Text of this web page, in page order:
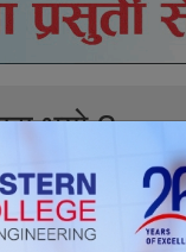
भयो ?
0 0